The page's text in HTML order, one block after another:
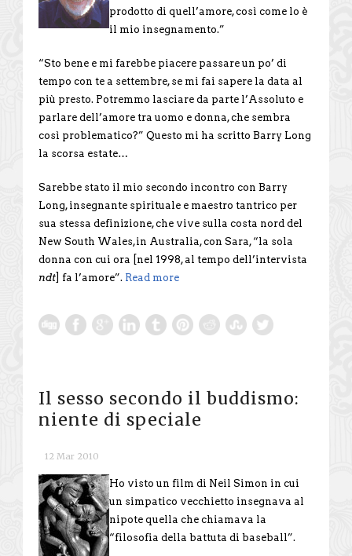
prodotto di quell’amore, così come lo è
il mio insegnamento.”
“Sto bene e mi farebbe piacere passare un po’ di
tempo con te a settembre, se mi fai sapere la data al
più presto. Potremmo lasciare da parte l’Assoluto e
parlare dell’amore tra uomo e donna, che sembra
così problematico?” Questo mi ha scritto Barry Long
la scorsa estate…
Sarebbe stato il mio secondo incontro con Barry
Long, insegnante spirituale e maestro tantrico per
sua stessa definizione, che vive sulla costa nord del
New South Wales,in Australia, con Sara, “la sola
donna con cui ora [nel 1998, al tempo dell’intervista
ndt ] fa l’amore”. Read more
Il sesso secondo il buddismo:
niente di speciale
12 Mar 2010
Ho visto un film di Neil Simon in cui
un simpatico vecchietto insegnava al
nipote quella che chiamava la
“filosofia della battuta di baseball”.